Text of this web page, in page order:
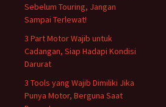
Sebelum Touring, Jangan
Sampai Terlewat!
3 Part Motor Wajib untuk
Cadangan, Siap Hadapi Kondisi
Darurat
3 Tools yang Wajib Dimiliki Jika
Punya Motor, Berguna Saat